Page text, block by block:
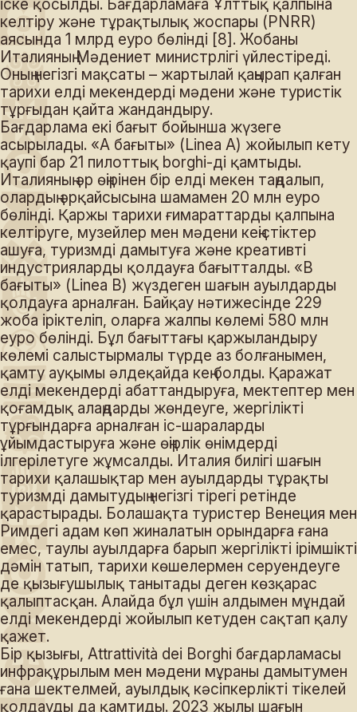
іске қосылды. Бағдарламаға Ұлттық қалпына
келтіру және тұрақтылық жоспары (PNRR)
аясында 1 млрд еуро бөлінді [8]. Жобаны
Италияның Мәдениет министрлігі үйлестіреді.
Оның негізгі мақсаты – жартылай қаңырап қалған
тарихи елді мекендерді мәдени және туристік
тұрғыдан қайта жандандыру.
Бағдарлама екі бағыт бойынша жүзеге
асырылады. «A бағыты» (Linea A) жойылып кету
қаупі бар 21 пилоттық borghi-ді қамтыды.
Италияның әр өңірінен бір елді мекен таңдалып,
олардың әрқайсысына шамамен 20 млн еуро
бөлінді. Қаржы тарихи ғимараттарды қалпына
келтіруге, музейлер мен мәдени кеңістіктер
ашуға, туризмді дамытуға және креативті
индустрияларды қолдауға бағытталды. «B
бағыты» (Linea B) жүздеген шағын ауылдарды
қолдауға арналған. Байқау нәтижесінде 229
жоба іріктеліп, оларға жалпы көлемі 580 млн
еуро бөлінді. Бұл бағыттағы қаржыландыру
көлемі салыстырмалы түрде аз болғанымен,
қамту ауқымы әлдеқайда кең болды. Қаражат
елді мекендерді абаттандыруға, мектептер мен
қоғамдық алаңдарды жөндеуге, жергілікті
тұрғындарға арналған іс-шараларды
ұйымдастыруға және өңірлік өнімдерді
ілгерілетуге жұмсалды. Италия билігі шағын
тарихи қалашықтар мен ауылдарды тұрақты
туризмді дамытудың негізгі тірегі ретінде
қарастырады. Болашақта туристер Венеция мен
Римдегі адам көп жиналатын орындарға ғана
емес, таулы ауылдарға барып жергілікті ірімшіктің
дәмін татып, тарихи көшелермен серуендеуге
де қызығушылық танытады деген көзқарас
қалыптасқан. Алайда бұл үшін алдымен мұндай
елді мекендерді жойылып кетуден сақтап қалу
қажет.
Бір қызығы, Attrattività dei Borghi бағдарламасы
инфрақұрылым мен мәдени мұраны дамытумен
ғана шектелмей, ауылдық кәсіпкерлікті тікелей
қолдауды да қамтиды. 2023 жылы шағын